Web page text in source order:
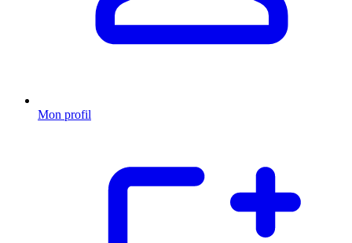
Mon profil